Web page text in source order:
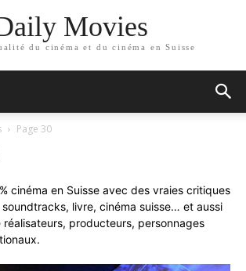
Movies
du cinéma et du cinéma en Suisse
Page 30
cinéma en Suisse avec des vraies critiques
livre, cinéma suisse… et aussi
producteurs, personnages